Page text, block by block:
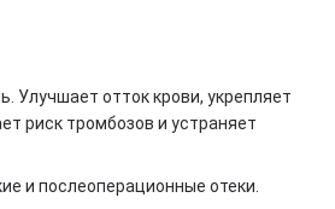
Улучшает отток крови, укрепляет
риск тромбозов и устраняет
и послеоперационные отеки.